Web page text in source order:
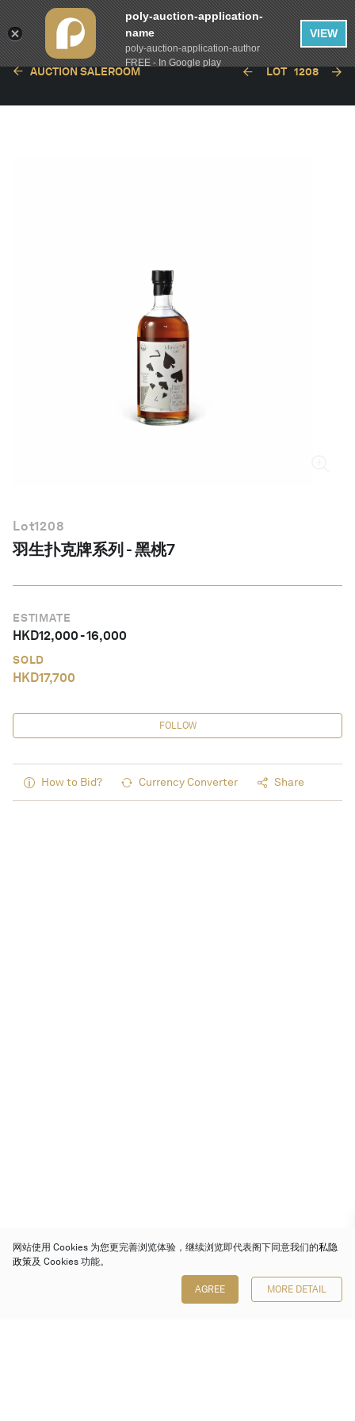
AUCTION SALEROOM LOT 1208
Lot1208
羽生扑克牌系列 - 黑桃7
ESTIMATE
HKD12,000-16,000
SOLD
HKD17,700
FOLLOW
How to Bid? Currency Converter Share
网站使用 Cookies 为您更完善浏览体验，继续浏览即代表阁下同意我们的私隐
政策及 Cookies 功能。
AGREE MORE DETAIL
poly-auction-application-
name
poly-auction-application-author
FREE - In Google play
VIEW